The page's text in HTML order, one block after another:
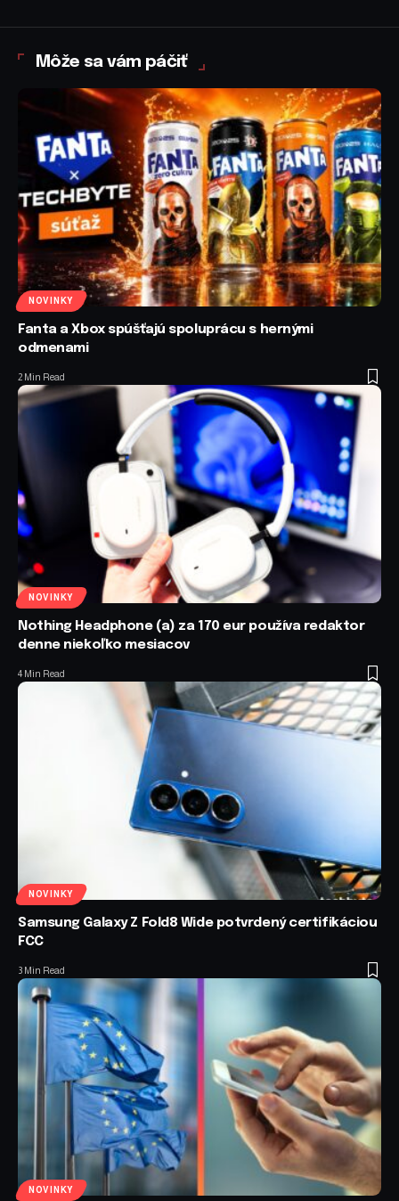
Môže sa vám páčiť
NOVINKY
Fanta a Xbox spúšťajú spoluprácu s hernými
odmenami
2 Min Read
NOVINKY
Nothing Headphone (a) za 170 eur používa redaktor
denne niekoľko mesiacov
4 Min Read
NOVINKY
Samsung Galaxy Z Fold8 Wide potvrdený certifikáciou
FCC
3 Min Read
NOVINKY